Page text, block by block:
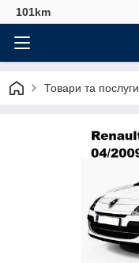
101km
Товари та послуги